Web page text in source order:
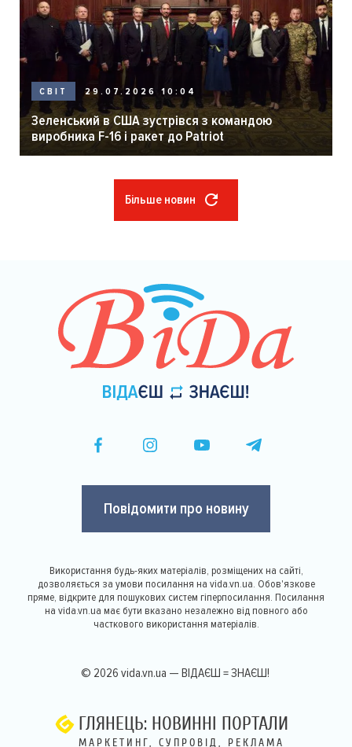
СВІТ 29.07.2026 10:04
Зеленський в США зустрівся з командою
виробника F-16 і ракет до Patriot
Більше новин
Повідомити про новину
Використання будь-яких матеріалів, розміщених на сайті,
дозволяється за умови посилання на vida.vn.ua. Обов'язкове
пряме, відкрите для пошукових систем гіперпосилання. Посилання
на vida.vn.ua має бути вказано незалежно від повного або
часткового використання матеріалів.
© 2026 vida.vn.ua — ВІДАЄШ = ЗНАЄШ!
ГЛЯНЕЦЬ: НОВИННІ ПОРТАЛИ
МАРКЕТИНГ, СУПРОВІД, РЕКЛАМА